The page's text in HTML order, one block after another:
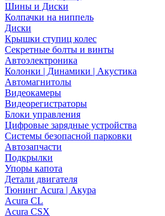
Шины и Диски
Колпачки на ниппель
Диски
Крышки ступиц колес
Секретные болты и винты
Автоэлектроника
Колонки | Динамики | Акустика
Автомагнитолы
Видеокамеры
Видеорегистраторы
Блоки управления
Цифровые зарядные устройства
Системы безопасной парковки
Автозапчасти
Подкрылки
Упоры капота
Детали двигателя
Тюнинг Acura | Акура
Acura CL
Acura CSX